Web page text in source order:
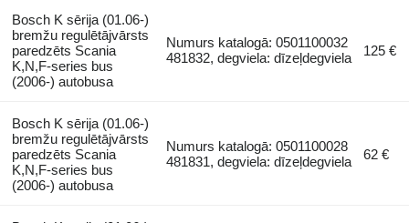
Bosch K sērija (01.06-)
bremžu regulētājvārsts
paredzēts Scania
K,N,F-series bus
(2006-) autobusa
Numurs katalogā: 0501100032
481832, degviela: dīzeļdegviela
125 €
Bosch K sērija (01.06-)
bremžu regulētājvārsts
paredzēts Scania
K,N,F-series bus
(2006-) autobusa
Numurs katalogā: 0501100028
481831, degviela: dīzeļdegviela
62 €